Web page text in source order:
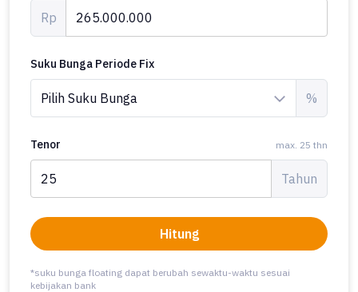
Rp
Suku Bunga Periode Fix
%
Tenor max. 25 thn
Tahun
Hitung
*suku bunga floating dapat berubah sewaktu-waktu sesuai
kebijakan bank